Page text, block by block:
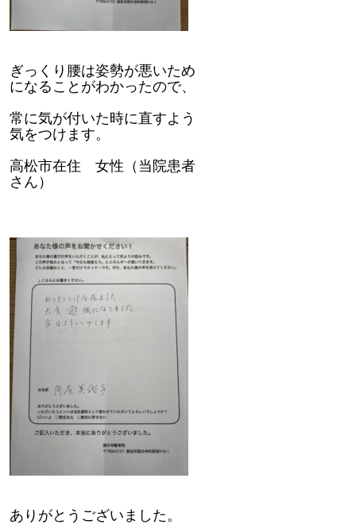
ぎっくり腰は姿勢が悪いため
になることがわかったので、
常に気が付いた時に直すよう
気をつけます。
高松市在住 女性（当院患者
さん）
ありがとうございました。